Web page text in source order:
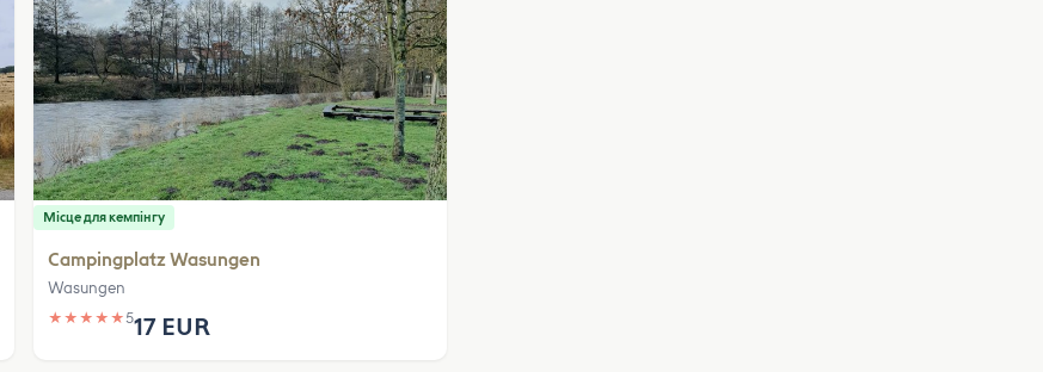
Місце для кемпінгу
Campingplatz Wasungen
Wasungen
★ ★ ★ ★ ★517 EUR